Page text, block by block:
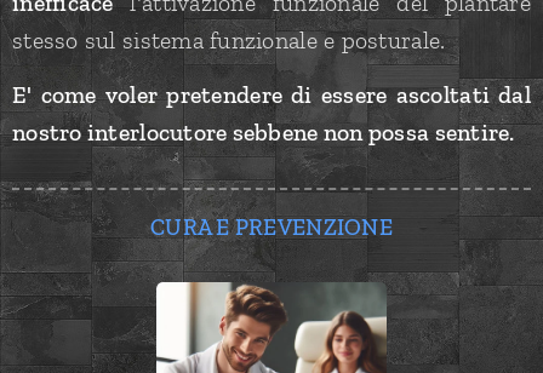
stesso sul sistema funzionale e posturale.
E' come voler pretendere di essere ascoltati dal
nostro interlocutore sebbene non possa sentire.
CURA E PREVENZIONE